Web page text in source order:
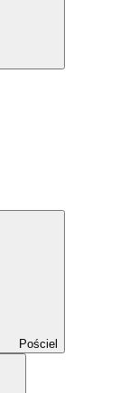
Pościel